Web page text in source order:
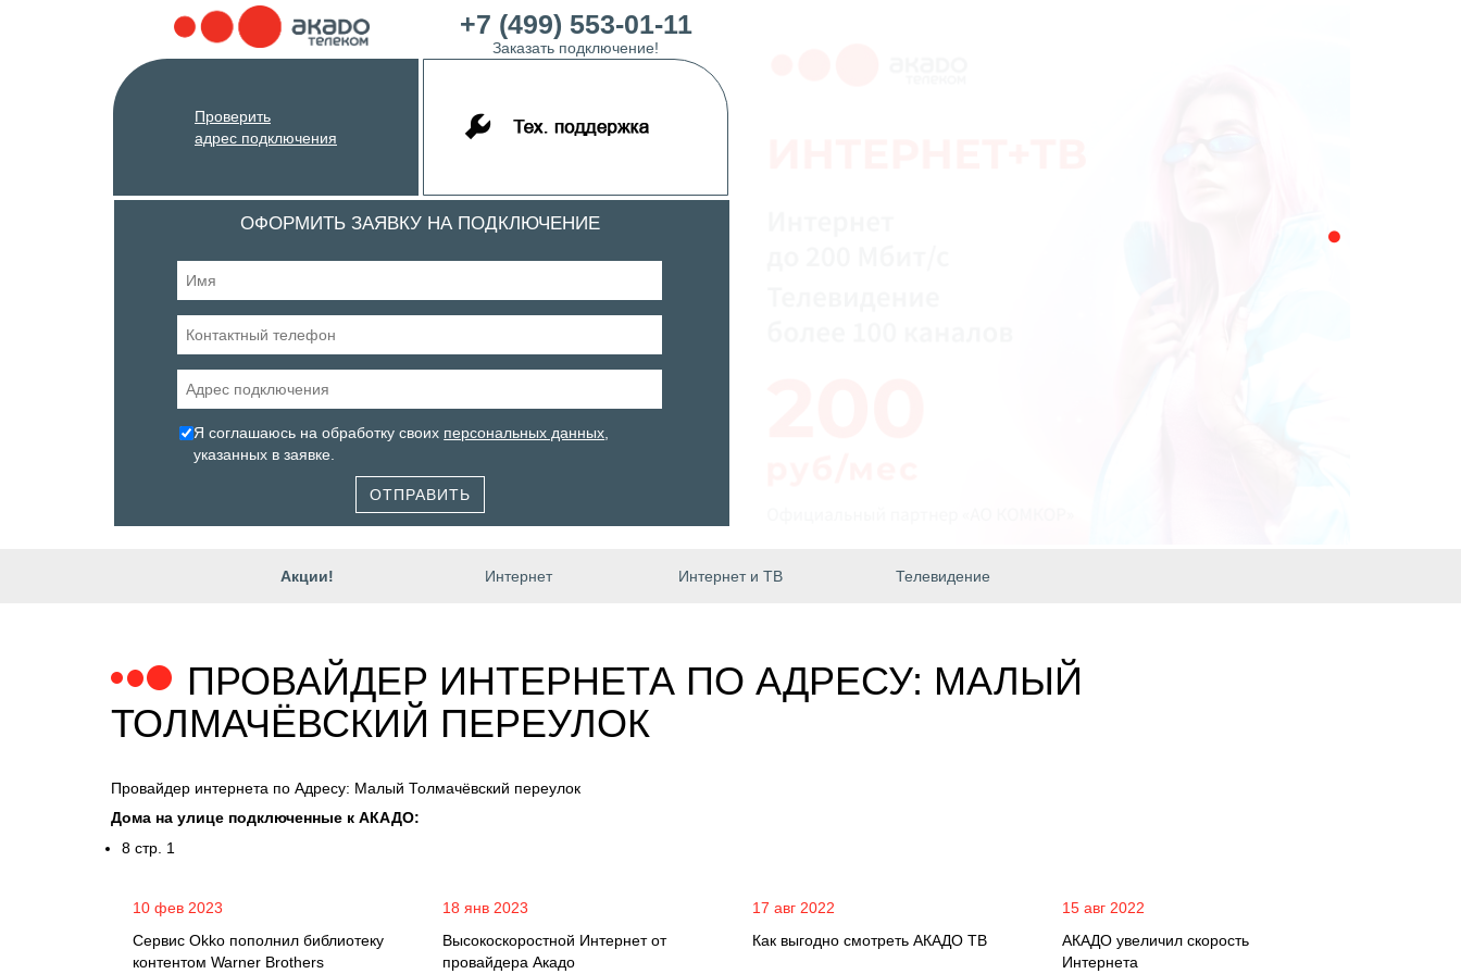
+7 (499) 553-01-11
Заказать подключение!
Проверить
адрес подключения
ОФОРМИТЬ ЗАЯВКУ НА ПОДКЛЮЧЕНИЕ
Я соглашаюсь на обработку своих персональных данных
указанных в заявке.
ОТПРАВИТЬ
Акции! Интернет Интернет и ТВ Телевидение
ПРОВАЙДЕР ИНТЕРНЕТА ПО АДРЕСУ: МАЛЫЙ
ТОЛМАЧЁВСКИЙ ПЕРЕУЛОК
Провайдер интернета по Адресу: Малый Толмачёвский переулок
Дома на улице подключенные к АКАДО:
8 стр. 1
10 фев 2023
Сервис Okko пополнил библиотеку
контентом Warner Brothers
18 янв 2023
Высокоскоростной Интернет от
провайдера Акадо
17 авг 2022
Как выгодно смотреть АКАДО ТВ
15 авг 2022
АКАДО увеличил скорость
Интернета